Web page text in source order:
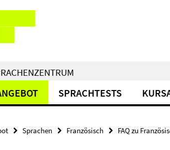
SPRACHTESTS
Sprachen Französisch FAQ zu